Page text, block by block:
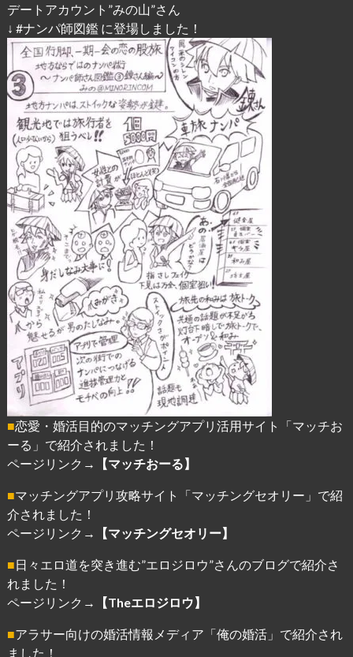
デートアカウント”みの山”さん
↓ #ナンパ師図鑑 に登場しました！
■恋愛・婚活目的のマッチングアプリ活用サイト「マッチお
ーる」で紹介されました！
ページリンク→
【マッチおーる】
■マッチングアプリ攻略サイト「マッチングセオリー」で紹
介されました！
ページリンク→
【マッチングセオリー】
■日々エロ道を突き進む”エロジロウ”さんのブログで紹介さ
れました！
ページリンク→
【Theエロジロウ】
■アラサー向けの婚活情報メディア「俺の婚活」で紹介され
ました！